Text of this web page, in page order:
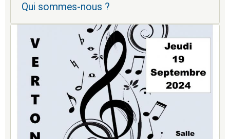
Qui sommes-nous ?